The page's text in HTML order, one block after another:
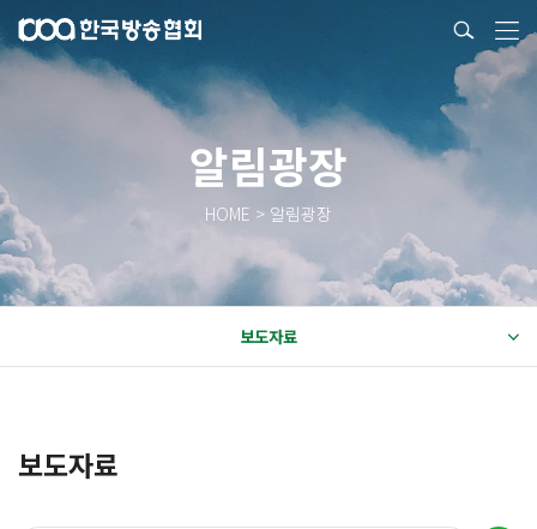
알림광장
HOME > 알림광장
보도자료
보도자료